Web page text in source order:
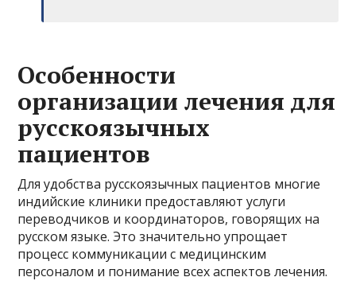
Особенности
организации лечения для
русскоязычных
пациентов
Для удобства русскоязычных пациентов многие
индийские клиники предоставляют услуги
переводчиков и координаторов, говорящих на
русском языке. Это значительно упрощает
процесс коммуникации с медицинским
персоналом и понимание всех аспектов лечения.